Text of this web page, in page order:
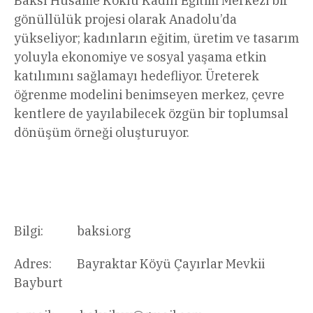
gönüllülük projesi olarak Anadolu’da
yükseliyor; kadınların eğitim, üretim ve tasarım
yoluyla ekonomiye ve sosyal yaşama etkin
katılımını sağlamayı hedefliyor. Üreterek
öğrenme modelini benimseyen merkez, çevre
kentlere de yayılabilecek özgün bir toplumsal
dönüşüm örneği oluşturuyor.
Bilgi: baksi.org
Adres: Bayraktar Köyü Çayırlar Mevkii
Bayburt